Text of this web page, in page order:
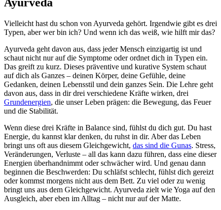
Vielleicht hast du schon von Ayurveda gehört. Irgendwie gibt es drei
Typen, aber wer bin ich? Und wenn ich das weiß, wie hilft mir das?
Ayurveda geht davon aus, dass jeder Mensch einzigartig ist und
schaut nicht nur auf die Symptome oder ordnet dich in Typen ein.
Das greift zu kurz. Dieses präventive und kurative System schaut
auf dich als Ganzes – deinen Körper, deine Gefühle, deine
Gedanken, deinen Lebensstil und dein ganzes Sein. Die Lehre geht
davon aus, dass in dir drei verschiedene Kräfte wirken, drei
Grundenergien, die unser Leben prägen: die Bewegung, das Feuer
und die Stabilität.
Wenn diese drei Kräfte in Balance sind, fühlst du dich gut. Du hast
Energie, du kannst klar denken, du ruhst in dir. Aber das Leben
bringt uns oft aus diesem Gleichgewicht, das sind die Gunas. Stress,
Veränderungen, Verluste – all das kann dazu führen, dass eine dieser
Energien überhandnimmt oder schwächer wird. Und genau dann
beginnen die Beschwerden: Du schläfst schlecht, fühlst dich gereizt
oder kommst morgens nicht aus dem Bett. Zu viel oder zu wenig
bringt uns aus dem Gleichgewicht. Ayurveda zielt wie Yoga auf den
Ausgleich, aber eben im Alltag – nicht nur auf der Matte.